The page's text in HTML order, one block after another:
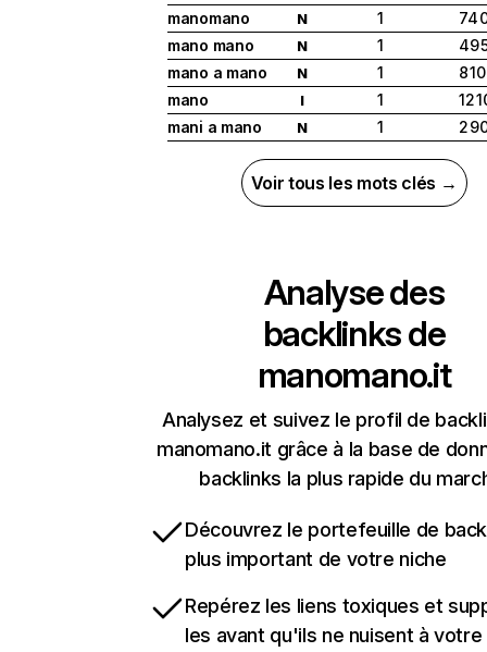
manomano
N 1
74
mano mano
N 1
49
mano a mano
N 1
8
mano
I 1
12
mani a mano
N 1 2
Voir tous les mots clés →
Analyse des
backlinks de
manomano.it
Analysez et suivez le profil de
manomano.it grâce à la base de
backlinks la plus rapide du
Découvrez le portefeuille de
plus important de votre niche
Repérez les liens toxiques et
les avant qu'ils ne nuisent à